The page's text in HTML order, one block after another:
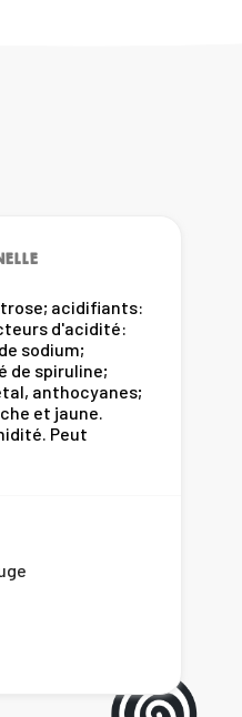
acidifiants:
d'acidité:
sodium;
de spiruline;
anthocyanes;
et jaune.
Peut